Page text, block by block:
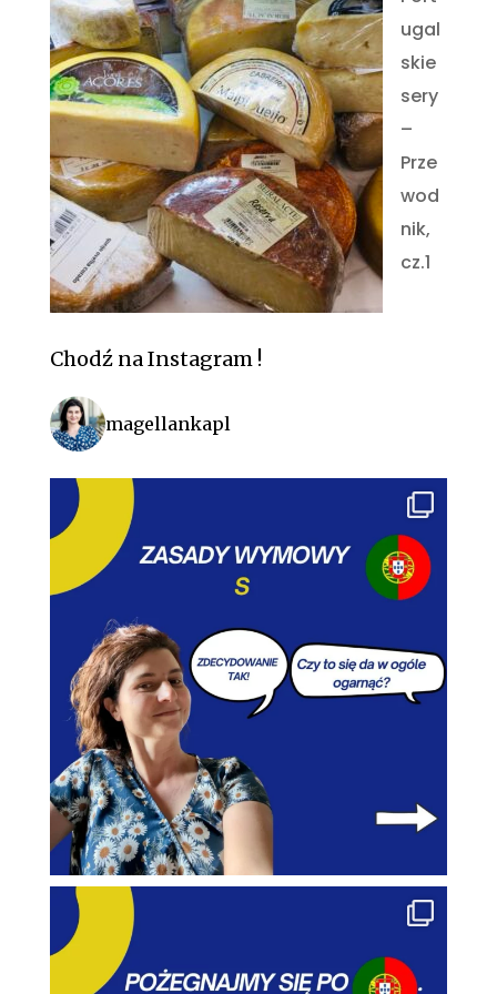
ugal
skie
sery
–
Prze
wod
nik,
cz.1
Chodź na Instagram !
magellankapl